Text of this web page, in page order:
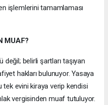
işlemlerini tamamlaması
MUAF?
belirli şartları taşıyan
hakları bulunuyor. Yasaya
evini kiraya verip kendisi
vergisinden muaf tutuluyor.